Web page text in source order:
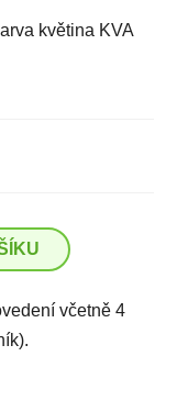
květina KVA
včetně 4